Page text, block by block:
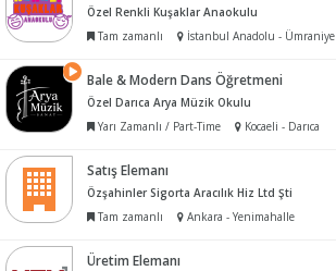
Özel Renkli Kuşaklar Anaokulu
Tam zamanlı
İstanbul Anadolu - Ümraniye
Bale & Modern Dans Öğretmeni
Özel Darıca Arya Müzik Okulu
Yarı Zamanlı / Part-Time
Kocaeli - Darıca
Satış Elemanı
Özşahinler Sigorta Aracılık Hiz Ltd Şti
Tam zamanlı
Ankara - Yenimahalle
Üretim Elemanı